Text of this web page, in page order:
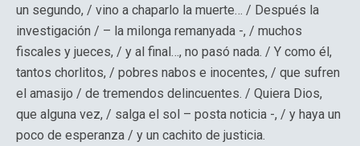
un segundo, / vino a chaparlo la muerte… / Después la
investigación / – la milonga remanyada -, / muchos
fiscales y jueces, / y al final…, no pasó nada. / Y como él,
tantos chorlitos, / pobres nabos e inocentes, / que sufren
el amasijo / de tremendos delincuentes. / Quiera Dios,
que alguna vez, / salga el sol – posta noticia -, / y haya un
poco de esperanza / y un cachito de justicia.